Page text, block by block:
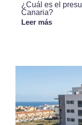
¿Cuál es el
Canaria?
Leer más